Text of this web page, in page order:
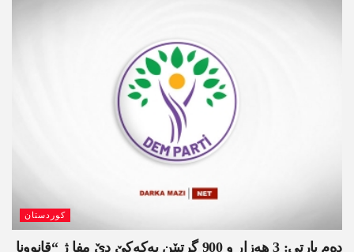
کوردستان
دەم پارتی: 3 ھەزار و 900 گرتیێن پەکەکێ دێ مفا ژ “قانوونا